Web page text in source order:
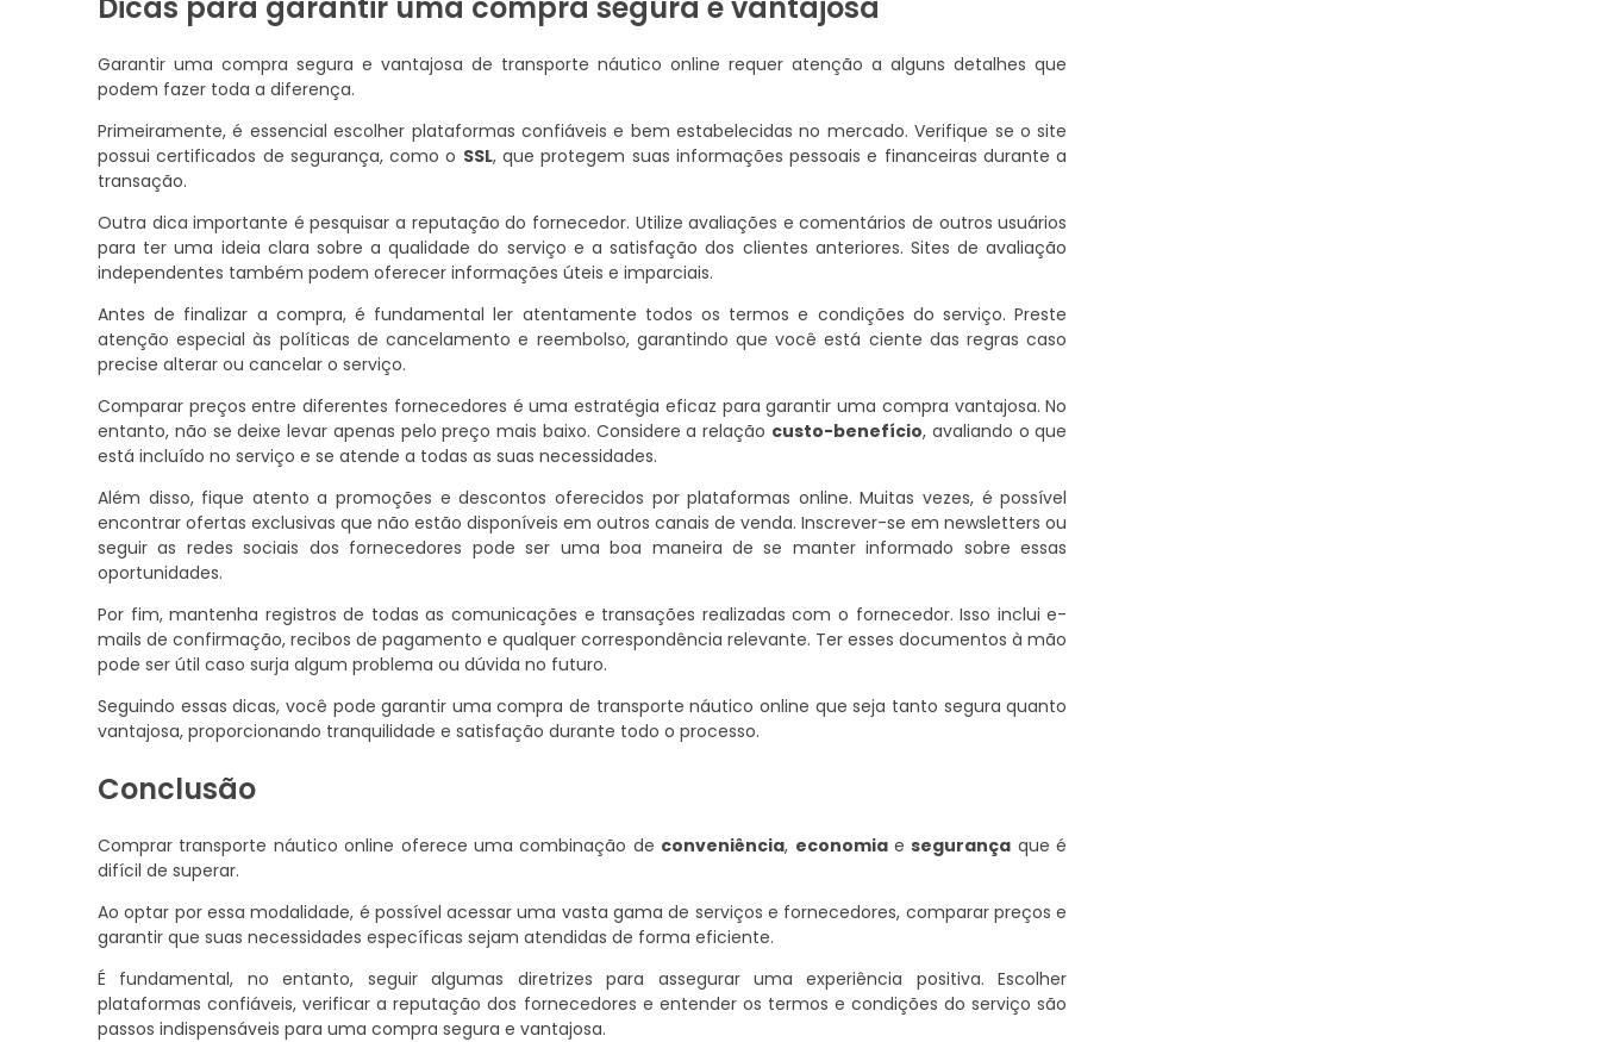
Dicas para garantir uma compra segura e vantajosa
Garantir uma compra segura e vantajosa de transporte náutico online requer atenção a alguns detalhes que
podem fazer toda a diferença.
Primeiramente, é essencial escolher plataformas confiáveis e bem estabelecidas no mercado. Verifique se o site
possui certificados de segurança, como o SSL, que protegem suas informações pessoais e financeiras durante a
transação.
Outra dica importante é pesquisar a reputação do fornecedor. Utilize avaliações e comentários de outros usuários
para ter uma ideia clara sobre a qualidade do serviço e a satisfação dos clientes anteriores. Sites de avaliação
independentes também podem oferecer informações úteis e imparciais.
Antes de finalizar a compra, é fundamental ler atentamente todos os termos e condições do serviço. Preste
atenção especial às políticas de cancelamento e reembolso, garantindo que você está ciente das regras caso
precise alterar ou cancelar o serviço.
Comparar preços entre diferentes fornecedores é uma estratégia eficaz para garantir uma compra vantajosa. No
entanto, não se deixe levar apenas pelo preço mais baixo. Considere a relação custo-benefício, avaliando o que
está incluído no serviço e se atende a todas as suas necessidades.
Além disso, fique atento a promoções e descontos oferecidos por plataformas online. Muitas vezes, é possível
encontrar ofertas exclusivas que não estão disponíveis em outros canais de venda. Inscrever-se em newsletters ou
seguir as redes sociais dos fornecedores pode ser uma boa maneira de se manter informado sobre essas
oportunidades.
Por fim, mantenha registros de todas as comunicações e transações realizadas com o fornecedor. Isso inclui e-
mails de confirmação, recibos de pagamento e qualquer correspondência relevante. Ter esses documentos à mão
pode ser útil caso surja algum problema ou dúvida no futuro.
Seguindo essas dicas, você pode garantir uma compra de transporte náutico online que seja tanto segura quanto
vantajosa, proporcionando tranquilidade e satisfação durante todo o processo.
Conclusão
Comprar transporte náutico online oferece uma combinação de conveniência, economiaesegurança que é
difícil de superar.
Ao optar por essa modalidade, é possível acessar uma vasta gama de serviços e fornecedores, comparar preços e
garantir que suas necessidades específicas sejam atendidas de forma eficiente.
É fundamental, no entanto, seguir algumas diretrizes para assegurar uma experiência positiva. Escolher
plataformas confiáveis, verificar a reputação dos fornecedores e entender os termos e condições do serviço são
passos indispensáveis para uma compra segura e vantajosa.